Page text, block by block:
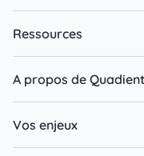
Ressources
A propos de Quadient
Vos enjeux